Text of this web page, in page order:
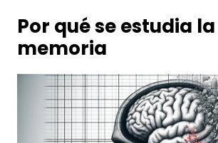
Por qué se estudia la
memoria